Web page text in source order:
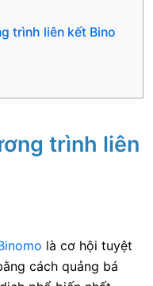
trình liên kết Bino
trình liên
là cơ hội tuyệt
cách quảng bá